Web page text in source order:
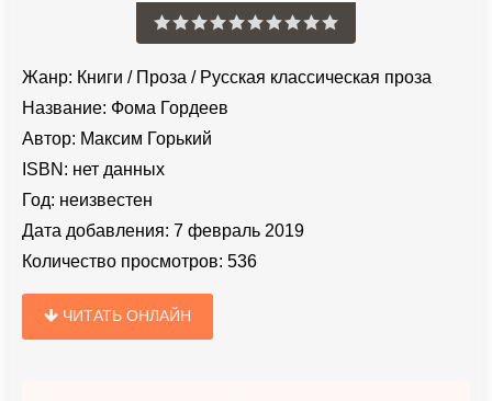
Жанр: Книги / Проза / Русская классическая проза
Название: Фома Гордеев
Автор: Максим Горький
ISBN: нет данных
Год: неизвестен
Дата добавления: 7 февраль 2019
Количество просмотров: 536
ЧИТАТЬ ОНЛАЙН